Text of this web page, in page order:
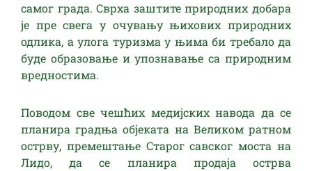
самог града. Сврха заштите природних добара
је пре свега у очувању њихових природних
одлика, а улога туризма у њима би требало да
буде образовање и упознавање са природним
вредностима.
Поводом све чешћих медијских навода да се
планира градња објеката на Великом ратном
острву, премештање Старог савског моста на
Лидо, да се планира продаја острва